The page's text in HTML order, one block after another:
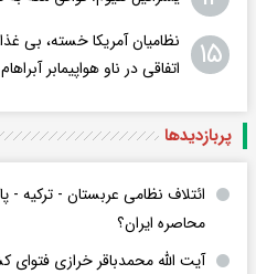
۱۵
نظامیان آمریکا خسته، بی
اتفاقی در ناو هواپیمابر
پربازدید‌ها
ائتلاف نظامی عربستان - ترکیه
محاصره ایران؟
آیت الله محمدباقر خرازی